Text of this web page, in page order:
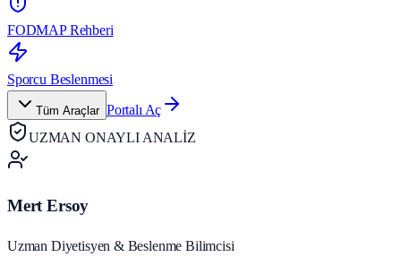
FODMAP Rehberi
Sporcu Beslenmesi
Tüm Araçlar Portalı Aç
UZMAN ONAYLI ANALİZ
Mert Ersoy
Uzman Diyetisyen & Beslenme Bilimcisi